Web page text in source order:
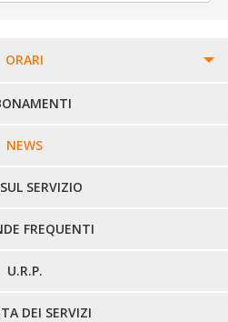
ORARI
URBANI IN BIELLA
VERCELLI
NEWS
SERVIZIO
FREQUENTI
U.R.P.
DEI SERVIZI